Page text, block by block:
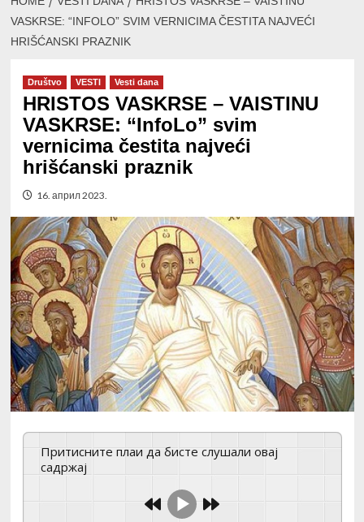
VASKRSE: “INFOLO” SVIM VERNICIMA ČESTITA NAJVEĆI
HRIŠĆANSKI PRAZNIK
Društvo VESTI Vesti dana
HRISTOS VASKRSE – VAISTINU
VASKRSE: “InfoLo” svim
vernicima čestita najveći
hrišćanski praznik
16. април 2023.
Притисните плаи да бисте слушали овај
садржај